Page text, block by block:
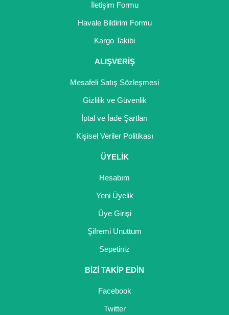
İletişim Formu
Havale Bildirim Formu
Kargo Takibi
ALIŞVERİŞ
Mesafeli Satış Sözleşmesi
Gizlilik ve Güvenlik
İptal ve İade Şartları
Kişisel Veriler Politikası
ÜYELİK
Hesabım
Yeni Üyelik
Üye Girişi
Şifremi Unuttum
Sepetiniz
BİZİ TAKİP EDİN
Facebook
Twitter